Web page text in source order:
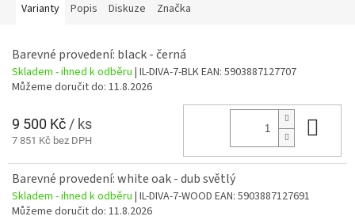
Varianty Popis Diskuze Značka
Barevné provedení: black - černá
Skladem - ihned k odběru | IL-DIVA-7-BLKEAN: 5903887127707
Můžeme doručit do: 11.8.2026
9 500 Kč / ks
7 851 Kč bez DPH
Barevné provedení: white oak - dub světlý
Skladem - ihned k odběru | IL-DIVA-7-WOOD EAN: 5903887127691
Můžeme doručit do: 11.8.2026